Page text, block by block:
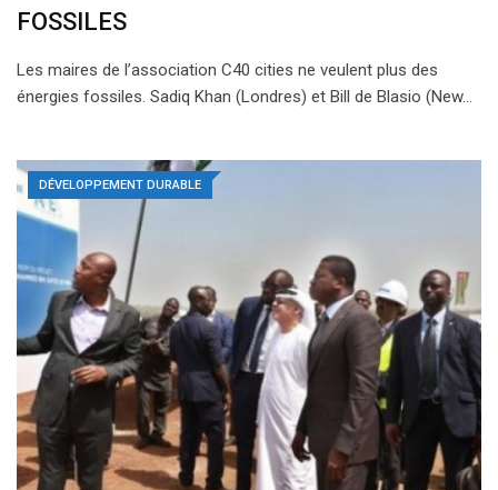
FOSSILES
Les maires de l’association C40 cities ne veulent plus des
énergies fossiles. Sadiq Khan (Londres) et Bill de Blasio (New…
DÉVELOPPEMENT DURABLE